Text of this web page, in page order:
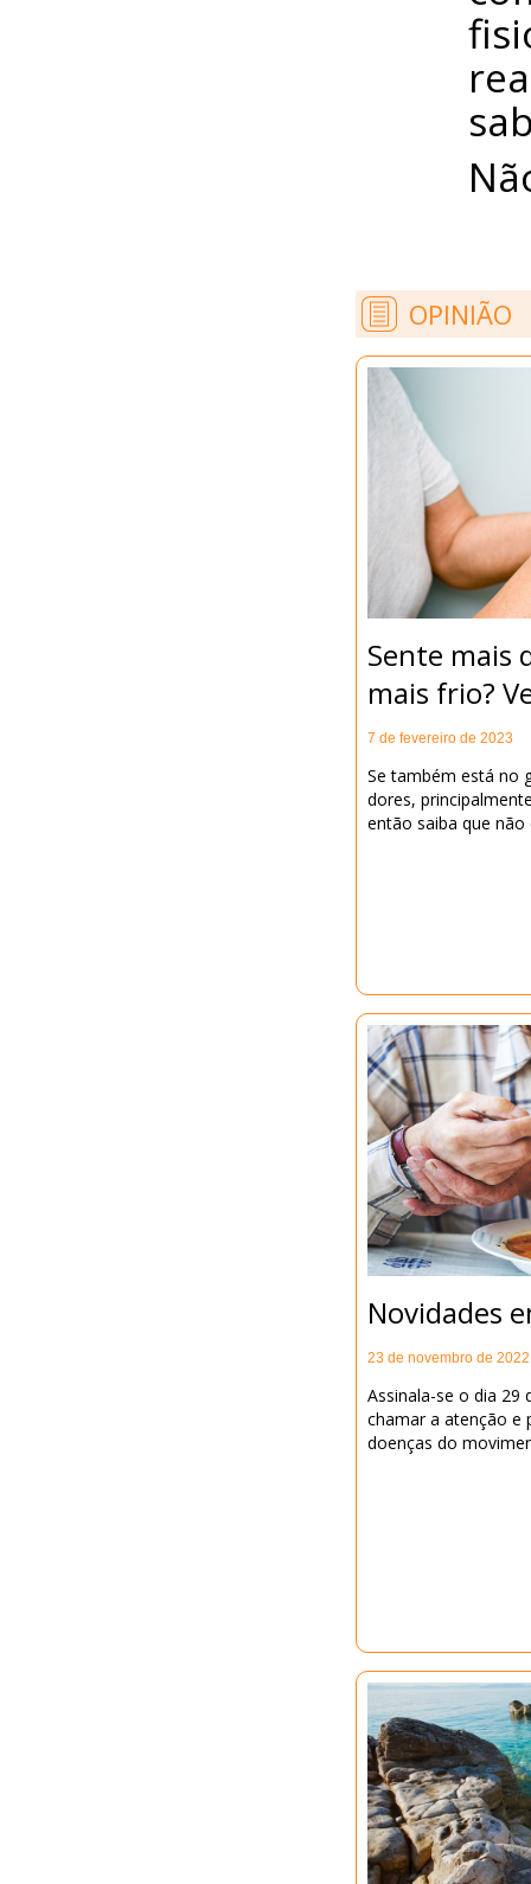
OPINIÃO
Sente mais
mais frio?
7 de fevereiro de 2023
Se também está no
dores,
então saiba que não
Novidades
23 de novembro de 2022
Assinala-se o dia
chamar a atenção e
doenças do